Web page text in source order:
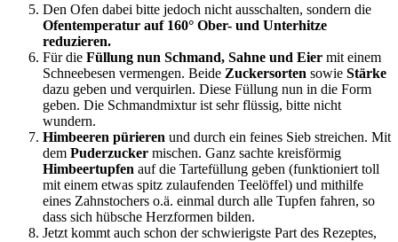
Den Ofen dabei bitte jedoch nicht ausschalten, sondern die
Ofentemperatur auf 160° Ober- und Unterhitze
reduzieren.
Für die Füllung nun Schmand, Sahne und Eier mit einem
Schneebesen vermengen. Beide Zuckersorten sowie Stärke
dazu geben und verquirlen. Diese Füllung nun in die Form
geben. Die Schmandmixtur ist sehr flüssig, bitte nicht
wundern.
Himbeeren pürieren und durch ein feines Sieb streichen. Mit
dem Puderzucker mischen. Ganz sachte kreisförmig
Himbeertupfen auf die Tartefüllung geben (funktioniert toll
mit einem etwas spitz zulaufenden Teelöffel) und mithilfe
eines Zahnstochers o.ä. einmal durch alle Tupfen fahren, so
dass sich hübsche Herzformen bilden.
Jetzt kommt auch schon der schwierigste Part des Rezeptes,